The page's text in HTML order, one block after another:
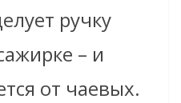
ручку
– и
от чаевых.